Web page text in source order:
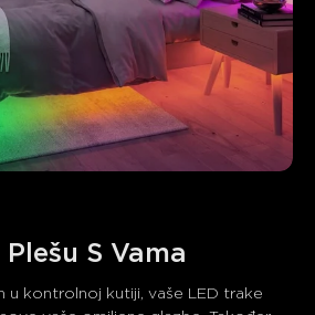
u kontrolnoj kutiji, vaše LED trake